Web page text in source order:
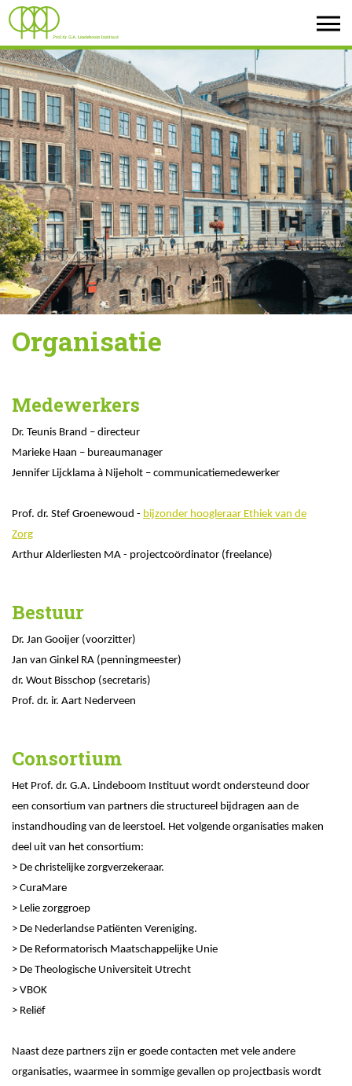
Organisatie
Medewerkers
Dr. Teunis Brand – directeur
Marieke Haan – bureaumanager
Jennifer Lijcklama à Nijeholt – communicatiemedewerker
Prof. dr. Stef Groenewoud - bijzonder hoogleraar Ethiek van de
Zorg
Arthur Alderliesten MA - projectcoördinator (freelance)
Bestuur
Dr. Jan Gooijer (voorzitter)
Jan van Ginkel RA (penningmeester)
dr. Wout Bisschop (secretaris)
Prof. dr. ir. Aart Nederveen
Consortium
Het Prof. dr. G.A. Lindeboom Instituut wordt ondersteund door
een consortium van partners die structureel bijdragen aan de
instandhouding van de leerstoel. Het volgende organisaties maken
deel uit van het consortium:
> De christelijke zorgverzekeraar.
> CuraMare
> Lelie zorggroep
> De Nederlandse Patiënten Vereniging.
> De Reformatorisch Maatschappelijke Unie
> De Theologische Universiteit Utrecht
> VBOK
> Reliëf
Naast deze partners zijn er goede contacten met vele andere
organisaties, waarmee in sommige gevallen op projectbasis wordt